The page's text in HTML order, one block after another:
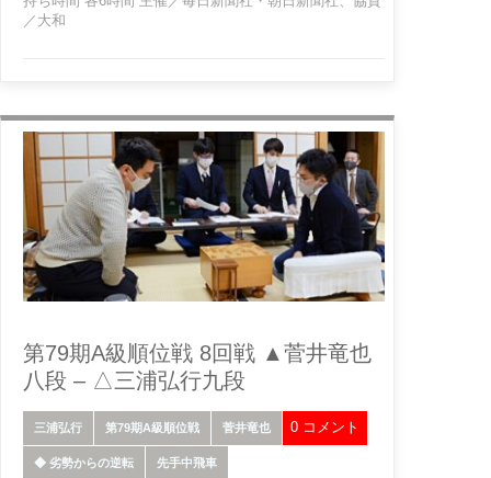
／大和
第79期A級順位戦 8回戦 ▲菅井竜也
八段 – △三浦弘行九段
三浦弘行 第79期A級順位戦 菅井竜也
◆ 劣勢からの逆転 先手中飛車
0 コメント